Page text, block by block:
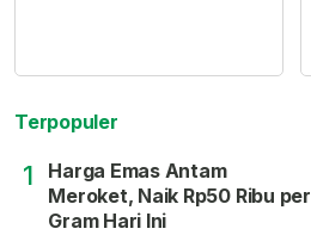
Terpopuler
1
Harga Emas Antam
Meroket, Naik Rp50 Ribu per
Gram Hari Ini